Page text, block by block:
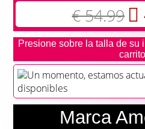
€ 54.99
Presione sobre la talla de su
carrito
Un momento, estamos
disponibles
Marca